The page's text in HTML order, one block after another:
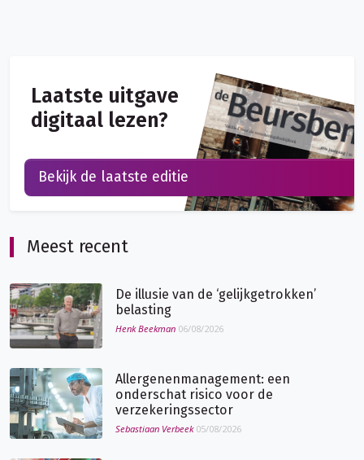
Meest recent
De illusie van de ‘gelijkgetrokken’
belasting
Henk Beekman 06/08/2026
Allergenenmanagement: een
onderschat risico voor de
verzekeringssector
Sebastiaan Verbeek 05/08/2026
Laatste uitgave
digitaal lezen?
Bekijk de laatste editie